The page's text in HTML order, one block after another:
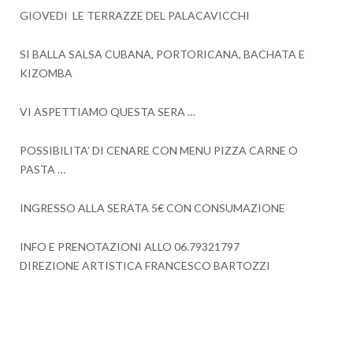
GIOVEDI LE TERRAZZE DEL PALACAVICCHI
SI BALLA SALSA CUBANA, PORTORICANA, BACHATA E
KIZOMBA
VI ASPETTIAMO QUESTA SERA …
POSSIBILITA’ DI CENARE CON MENU PIZZA CARNE O
PASTA …
INGRESSO ALLA SERATA 5€ CON CONSUMAZIONE
INFO E PRENOTAZIONI ALLO 06.79321797
DIREZIONE ARTISTICA FRANCESCO BARTOZZI